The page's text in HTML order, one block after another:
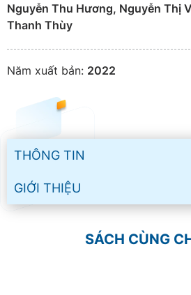
Nguyễn Thu Hương, Nguyễn Thị
Thanh Thùy
Năm xuất bản: 2022
THÔNG TIN
GIỚI THIỆU
SÁCH CÙNG